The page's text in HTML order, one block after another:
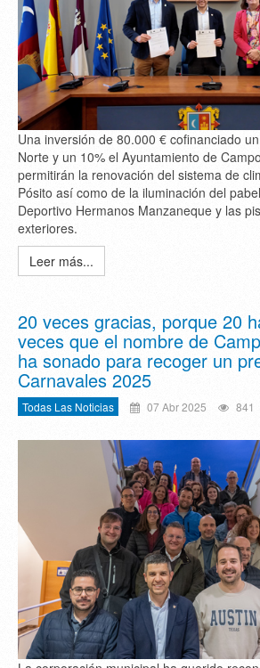
Una inversión de 80.000 € cofinanciado
Norte y un 10% el Ayuntamiento de
permitirán la renovación del sistema de
Pósito así como de la iluminación del
Deportivo Hermanos Manzaneque y las
exteriores.
Leer más...
20 veces gracias, porque 20
veces que el nombre de
ha sonado para recoger un
Carnavales 2025
Todas Las Noticias 07 Abr 2025 841